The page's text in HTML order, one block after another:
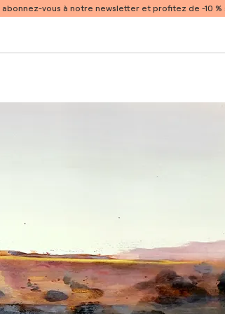
abonnez-vous à notre newsletter et profitez de -10